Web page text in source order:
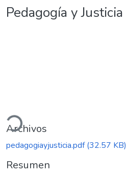
Pedagogía y Justicia
Archivos
pedagogiayjusticia.pdf(32.57 KB)
Resumen